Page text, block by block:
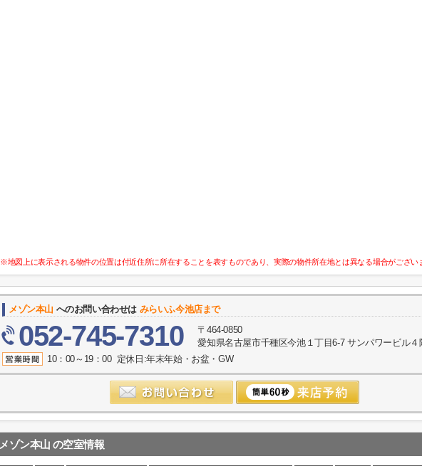
※地図上に表示される物件の位置は付近住所に所在することを表すものであり、実際の物件所在地とは異なる場合がござい
メゾン本山 へのお問い合わせは みらいふ今池店まで
052-745-7310
〒464-0850
愛知県名古屋市千種区今池１丁目6-7 サンパワービル４
10：00～19：00 定休日:年末年始・お盆・GW
メゾン本山 の空室情報